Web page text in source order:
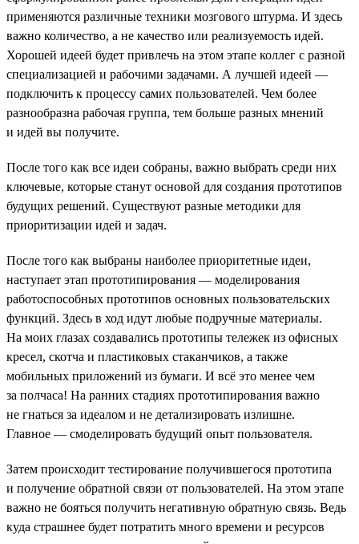
применяются различные техники мозгового штурма. И здесь
важно количество, а не качество или реализуемость идей.
Хорошей идеей будет привлечь на этом этапе коллег с разной
специализацией и рабочими задачами. А лучшей идеей —
подключить к процессу самих пользователей. Чем более
разнообразна рабочая группа, тем больше разных мнений
и идей вы получите.
После того как все идеи собраны, важно выбрать среди них
ключевые, которые станут основой для создания прототипов
будущих решений. Существуют разные методики для
приоритизации идей и задач.
После того как выбраны наиболее приоритетные идеи,
наступает этап прототипирования — моделирования
работоспособных прототипов основных пользовательских
функций. Здесь в ход идут любые подручные материалы.
На моих глазах создавались прототипы тележек из офисных
кресел, скотча и пластиковых стаканчиков, а также
мобильных приложений из бумаги. И всё это менее чем
за полчаса! На ранних стадиях прототипирования важно
не гнаться за идеалом и не детализировать излишне.
Главное — смоделировать будущий опыт пользователя.
Затем происходит тестирование получившегося прототипа
и получение обратной связи от пользователей. На этом этапе
важно не бояться получить негативную обратную связь. Ведь
куда страшнее будет потратить много времени и ресурсов